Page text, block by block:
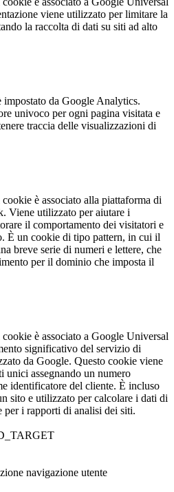
viene utilizzato per limitare la
la raccolta di dati su siti ad alto
impostato da Google Analytics.
univoco per ogni pagina visitata e
traccia delle visualizzazioni di
è associato alla piattaforma di
Viene utilizzato per aiutare i
il comportamento dei visitatori e
È un cookie di tipo pattern, in cui il
breve serie di numeri e lettere, che
per il dominio che imposta il
è associato a Google Universal
significativo del servizio di
da Google. Questo cookie viene
unici assegnando un numero
identificatore del cliente. È incluso
sito e utilizzato per calcolare i dati di
per i rapporti di analisi dei siti.
navigazione utente